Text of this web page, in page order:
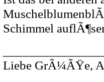
Schimmel
Liebe GrÃ¼ÃŸe,